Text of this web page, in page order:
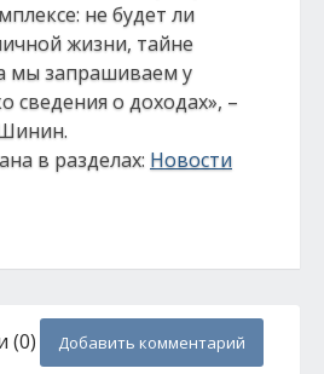
не будет ли
жизни, тайне
мы запрашиваем у
сведения о доходах», –
в разделах: Новости
(0) Добавить комментарий